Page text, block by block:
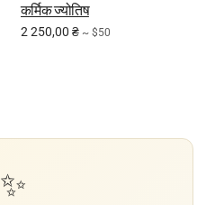
कर्मिक ज्योतिष
2 250,00 ₴ ~ $50
✨